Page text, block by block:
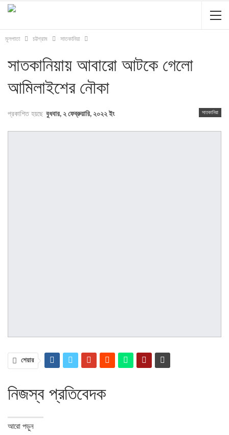
মূলপাতা চট্টগ্রাম সাতকানিয়া
সাতকানিয়ায় আবারো আটকে গেলো
আমিলাইশের নৌকা
সাতকানিয়া
প্রকাশিত হয়ছে বুধবার, ২ ফেব্রুয়ারি, ২০২২ ইং
শেয়ার
নিজস্ব প্রতিবেদক
আরো পড়ুন